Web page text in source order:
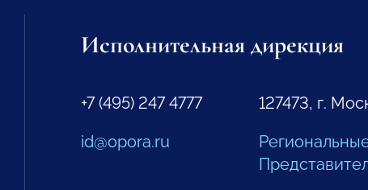
Исполнительная дирекция
+7 (495) 247 4777
id@opora.ru
127473, г.